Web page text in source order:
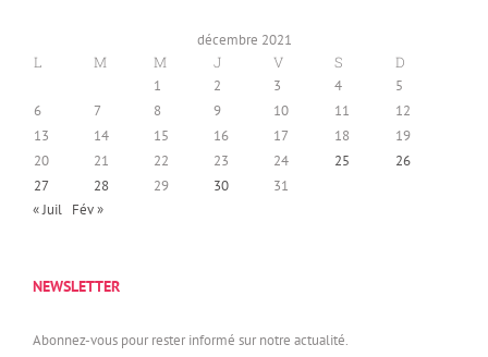
décembre 2021
L M M J V S D
1 2 3 4
5
6
7 8 9 10 11
12
13
14 15 16 17 18
19
20
21 22 23 24 25
26
27
28 29 30
31
« Juil Fév »
NEWSLETTER
Abonnez-vous pour rester informé sur notre actualité.